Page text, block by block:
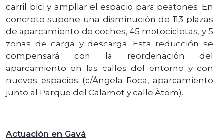
carril bici y ampliar el espacio para peatones. En
concreto supone una disminución de 113 plazas
de aparcamiento de coches, 45 motocicletas, y 5
zonas de carga y descarga. Esta reducción se
compensará con la reordenación del
aparcamiento en las calles del entorno y con
nuevos espacios (c/Àngela Roca, aparcamiento
junto al Parque del Calamot y calle Àtom).
Actuación en Gavà